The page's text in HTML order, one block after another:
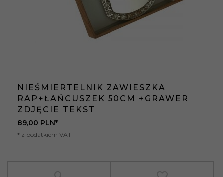
NIEŚMIERTELNIK ZAWIESZKA
RAP+ŁAŃCUSZEK 50CM +GRAWER
ZDJĘCIE TEKST
89,00 PLN*
* z podatkiem VAT